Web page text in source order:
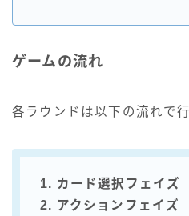
ゲームの流れ
各ラウンドは以下の流れで行
1. カード選択フェイズ
2. アクションフェイズ